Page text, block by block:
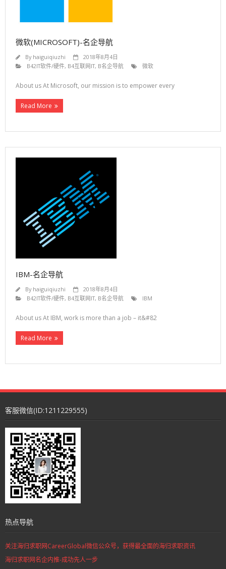
微软(MICROSOFT)-名企导航
By haiguiqiuzhi
2018年8月4日
B42IT软件/硬件, B4互联网IT, B名企导航 微软
About us At Microsoft, our mission is to empower every
Read More
IBM-名企导航
By haiguiqiuzhi
2018年8月4日
B42IT软件/硬件, B4互联网IT, B名企导航 IBM
About us At IBM, work is more than a job – it&#82
Read More
客服微信(ID:1211229555)
热点导航
关注海归求职网CareerGlobal微信公众号，获得最全面的海归求职资讯
海归求职网名企内推-成功先人一步